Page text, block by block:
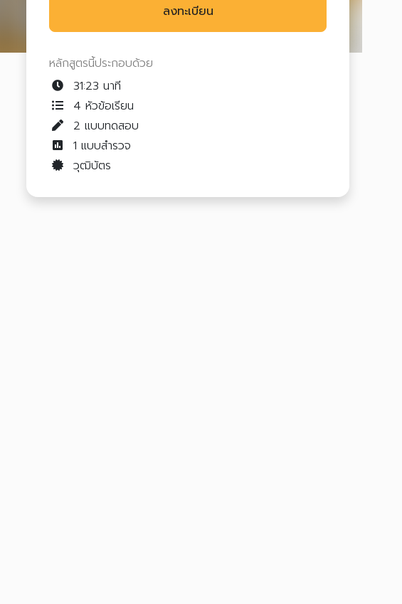
ลงทะเบียน
หลักสูตรนี้ประกอบด้วย
31:23 นาที
4 หัวข้อเรียน
2 แบบทดสอบ
1 แบบสำรวจ
วุฒิบัตร